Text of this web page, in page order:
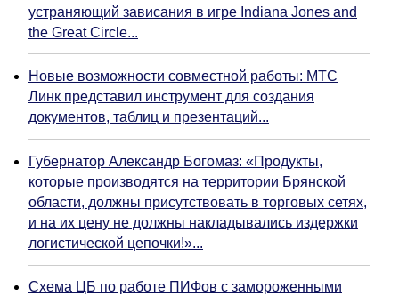
устраняющий зависания в игре Indiana Jones and
the Great Circle...
Новые возможности совместной работы: МТС
Линк представил инструмент для создания
документов, таблиц и презентаций...
Губернатор Александр Богомаз: «Продукты,
которые производятся на территории Брянской
области, должны присутствовать в торговых сетях,
и на их цену не должны накладывались издержки
логистической цепочки!»...
Схема ЦБ по работе ПИФов с замороженными